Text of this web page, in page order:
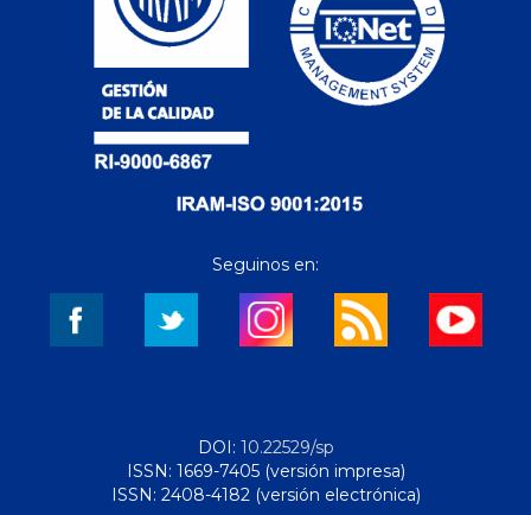
Seguinos en:
DOI: 10.22529/sp
ISSN: 1669-7405 (versión impresa)
ISSN: 2408-4182 (versión electrónica)